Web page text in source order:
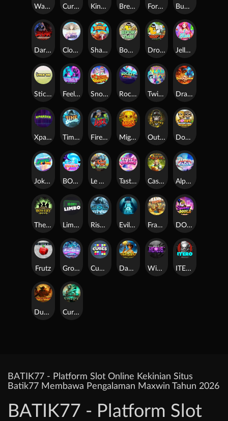
Warrior Ways Cursed Seas King Carrot Break Bones Forest Fortune Buffalo Stack'n'Sync
Dark Summoning Cloud Princess Shaolin Master Book of Time Drop'em Jelly Slice
Stick'em Feel The Beat Snow Slingers Rocket Reels Twisted Lab Dragon’s Domain
Xpander Time Spinners Fire My Laser Mighty Masks Outlasw Inc Donut Division
Joker Bombs BOUNCY BOMBS Le Viking Tasty Treats Cash Quest Alpha Eagle
The Bowery Boys Limbo Rise of Ymir Evil Eyes Frank's Farm DONNY DOUGH
Frutz Gronk's Gems Cubes Dawn of Kings Wings of Horus ITERO
Duel at Dawn Cursed Crypt
BATIK77 - Platform Slot Online Kekinian Situs
Batik77 Membawa Pengalaman Maxwin Tahun 2026
BATIK77 - Platform Slot